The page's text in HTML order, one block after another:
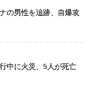
の男性を追跡、自爆攻
中に火災、5人が死亡